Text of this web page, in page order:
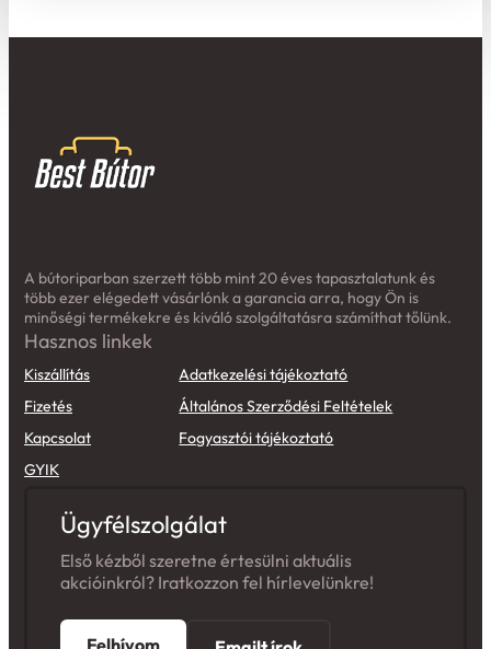
A bútoriparban szerzett több mint 20 éves tapasztalatunk és
több ezer elégedett vásárlónk a garancia arra, hogy Ön is
minőségi termékekre és kiváló szolgáltatásra számíthat tőlünk.
Hasznos linkek
Kiszállítás
Fizetés
Kapcsolat
GYIK
Adatkezelési tájékoztató
Általános Szerződési Feltételek
Fogyasztói tájékoztató
Ügyfélszolgálat
Első kézből szeretne értesülni aktuális
akcióinkról? Iratkozzon fel hírlevelünkre!
Felhívom